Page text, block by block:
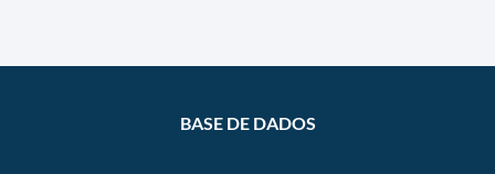
VER TODOS
BASE DE DADOS